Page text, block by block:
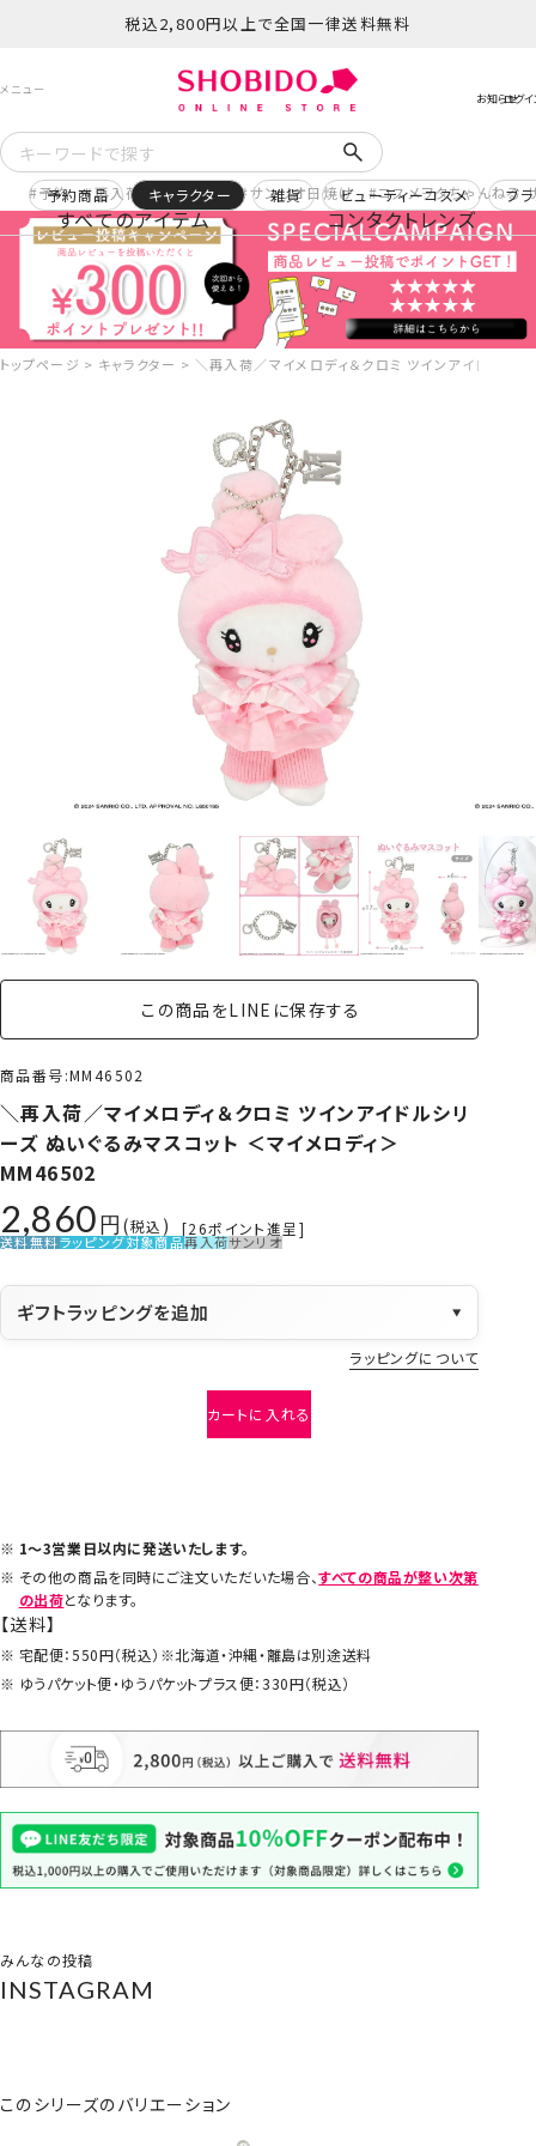
税込2,800円以上で全国一律送料無料
予約 再入荷 ヒロアカ サンリオ日焼け コスメヲタちゃんねる
すべてのアイテム コンタクトレンズ
予約商品 キャラクター 雑貨 ビューティーコスメ ブ
トップページ キャラクター ＼再入荷／マイメロディ＆クロミ ツインアイドルシ
この商品をLINEに保存する
商品番号 MM46502
＼再入荷／マイメロディ＆クロミ ツインアイドルシリ
ーズ ぬいぐるみマスコット ＜マイメロディ＞
MM46502
2,860 税込 [26ポイント進呈]
送料無料ラッピング対象商品再入荷サンリオ
ギフトラッピングを追加 ▼
ラッピングについて
カートに入れる
1～3営業日以内に発送いたします。
その他の商品を同時にご注文いただいた場合、すべての商品が整い次第
の出荷となります。
【送料】
宅配便：550円（税込）※北海道・沖縄・離島は別途送料
ゆうパケット便・ゆうパケットプラス便：330円（税込）
みんなの投稿
INSTAGRAM
このシリーズのバリエーション